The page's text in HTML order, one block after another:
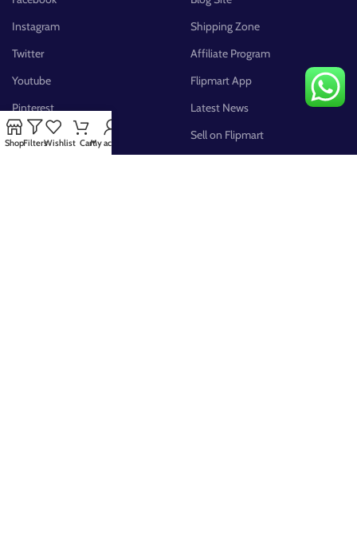
Instagram
Twitter
Youtube
Pinterest
FB Group
Shipping Zone
Affiliate Program
Flipmart App
Latest News
Sell on Flipmart
ShopFiltersWishlist CartMy account